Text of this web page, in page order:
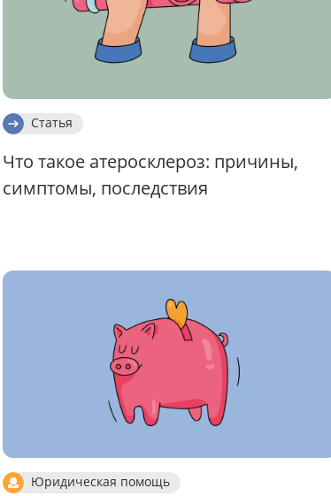
Статья
Что такое атеросклероз: причины,
симптомы, последствия
Юридическая помощь